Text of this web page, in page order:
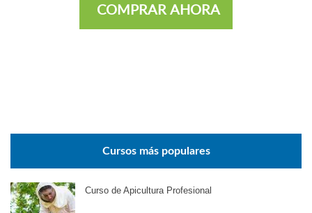
COMPRAR AHORA
Cursos más populares
Curso de Apicultura Profesional